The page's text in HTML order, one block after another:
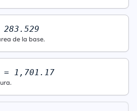
de la base.
= 1,701.17